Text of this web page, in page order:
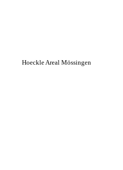
Hoeckle Areal Mössingen